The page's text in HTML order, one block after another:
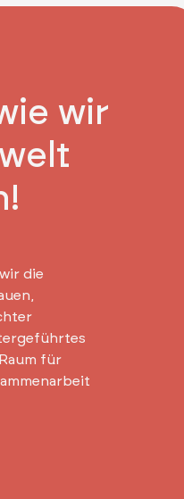
wir
die
für